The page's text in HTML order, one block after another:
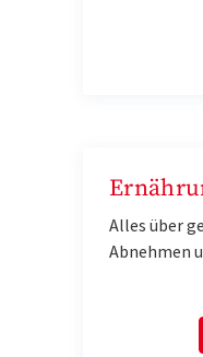
Alles über
Abnehmen